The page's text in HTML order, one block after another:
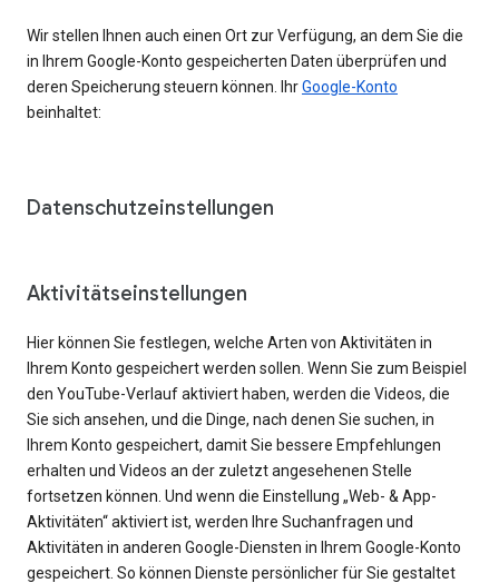
Wir stellen Ihnen auch einen Ort zur Verfügung, an dem Sie die
in Ihrem Google-Konto gespeicherten Daten überprüfen und
deren Speicherung steuern können. IhrGoogle-Konto
beinhaltet:
Datenschutzeinstellungen
Aktivitätseinstellungen
Hier können Sie festlegen, welche Arten von Aktivitäten in
Ihrem Konto gespeichert werden sollen. Wenn Sie zum Beispiel
den YouTube-Verlauf aktiviert haben, werden die Videos, die
Sie sich ansehen, und die Dinge, nach denen Sie suchen, in
Ihrem Konto gespeichert, damit Sie bessere Empfehlungen
erhalten und Videos an der zuletzt angesehenen Stelle
fortsetzen können. Und wenn die Einstellung „Web- & App-
Aktivitäten“ aktiviert ist, werden Ihre Suchanfragen und
Aktivitäten in anderen Google-Diensten in Ihrem Google-Konto
gespeichert. So können Dienste persönlicher für Sie gestaltet